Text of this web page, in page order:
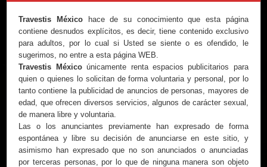
Travestis Méxicohace de su conocimiento que esta página
contiene desnudos explícitos, es decir, tiene contenido exclusivo
para adultos, por lo cual si Usted se siente o es ofendido, le
sugerimos, no entre a esta página WEB.
Travestis Méxicoúnicamente renta espacios publicitarios para
quien o quienes lo solicitan de forma voluntaria y personal, por lo
tanto contiene la publicidad de anuncios de personas, mayores de
edad, que ofrecen diversos servicios, algunos de carácter sexual,
de manera libre y voluntaria.
Las o los anunciantes previamente han expresado de forma
espontánea y libre su decisión de anunciarse en este sitio, y
asimismo han expresado que no son anunciados o anunciadas
por terceras personas, por lo que de ninguna manera son objeto